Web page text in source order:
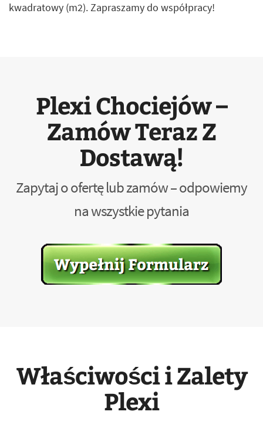
kwadratowy (m2). Zapraszamy do współpracy!
Plexi Chociejów –
Zamów Teraz Z
Dostawą!
Zapytaj o ofertę lub zamów – odpowiemy
na wszystkie pytania
Właściwości i Zalety
Plexi